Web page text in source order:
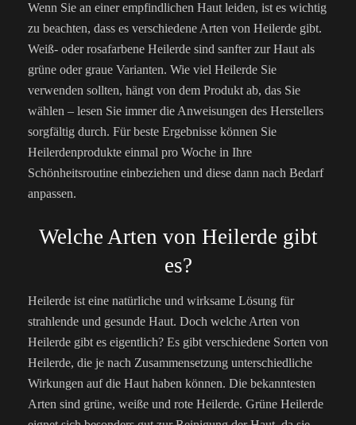
Wenn Sie an einer empfindlichen Haut leiden, ist es wichtig
zu beachten, dass es verschiedene Arten von Heilerde gibt.
Weiß- oder rosafarbene Heilerde sind sanfter zur Haut als
grüne oder graue Varianten. Wie viel Heilerde Sie
verwenden sollten, hängt von dem Produkt ab, das Sie
wählen – lesen Sie immer die Anweisungen des Herstellers
sorgfältig durch. Für beste Ergebnisse können Sie
Heilerdenprodukte einmal pro Woche in Ihre
Schönheitsroutine einbeziehen und diese dann nach Bedarf
anpassen.
Welche Arten von Heilerde gibt
es?
Heilerde ist eine natürliche und wirksame Lösung für
strahlende und gesunde Haut. Doch welche Arten von
Heilerde gibt es eigentlich? Es gibt verschiedene Sorten von
Heilerde, die je nach Zusammensetzung unterschiedliche
Wirkungen auf die Haut haben können. Die bekanntesten
Arten sind grüne, weiße und rote Heilerde. Grüne Heilerde